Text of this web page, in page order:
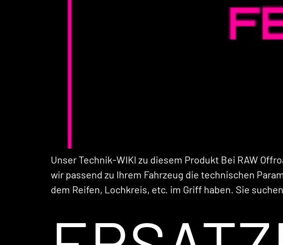
Unser Technik-WIKI zu diesem Produkt Bei RAW
wir passend zu Ihrem Fahrzeug die technischen
dem Reifen, Lochkreis, etc. im Griff haben. Sie